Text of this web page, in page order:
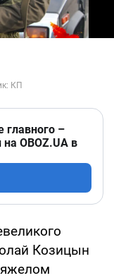
главного –
OBOZ.UA в
Козицын